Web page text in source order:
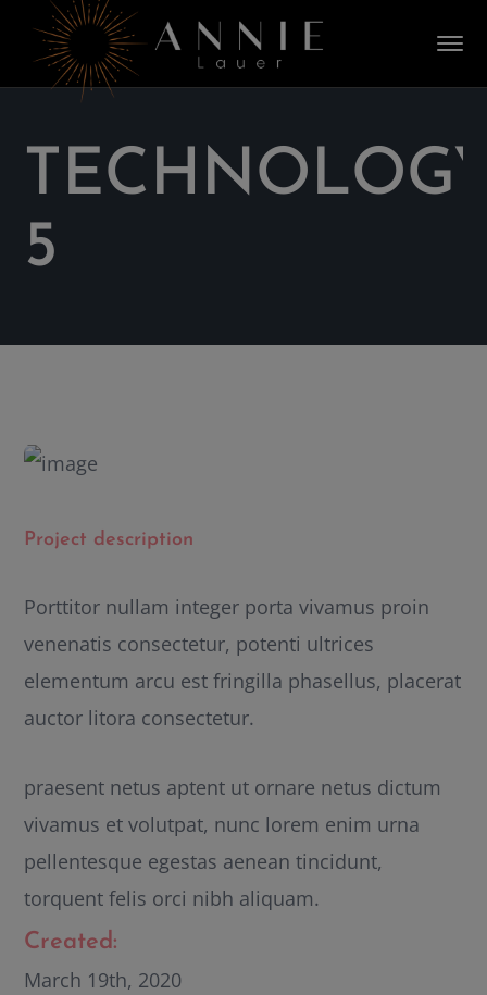
5
Project description
Porttitor nullam integer porta vivamus proin
venenatis consectetur, potenti ultrices
elementum arcu est fringilla phasellus, placerat
auctor litora consectetur.
praesent netus aptent ut ornare netus dictum
vivamus et volutpat, nunc lorem enim urna
pellentesque egestas aenean tincidunt,
torquent felis orci nibh aliquam.
Created:
March 19th, 2020